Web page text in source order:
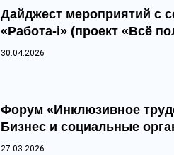
Дайджест мероприятий с
«Работа-i» (проект «Всё
30.04.2026
Форум «Инклюзивное
Бизнес и социальные
27.03.2026